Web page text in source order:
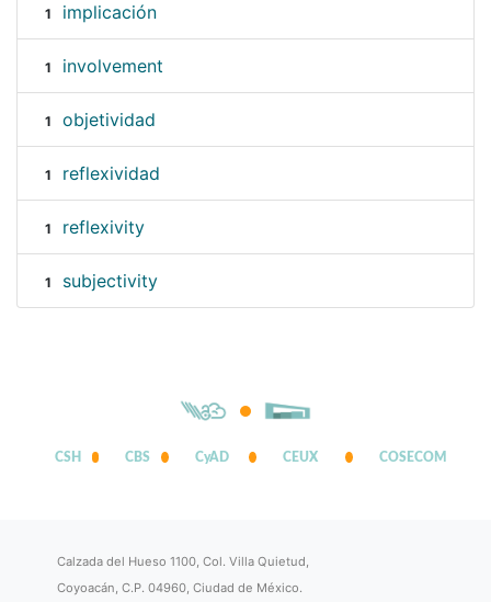
1 implicación
1 involvement
1 objetividad
1 reflexividad
1 reflexivity
1 subjectivity
CSH CBS CyAD CEUX COSECOM
Calzada del Hueso 1100, Col. Villa Quietud,
Coyoacán, C.P. 04960, Ciudad de México.